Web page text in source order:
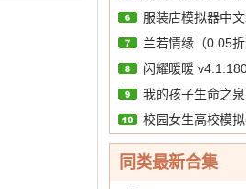
汉化版
服装店模拟器中
v1.39 安卓版
兰若情缘（0.05
代金券版
闪耀暖暖
我的孩子生命之
校园女生高校模
同类最新合集